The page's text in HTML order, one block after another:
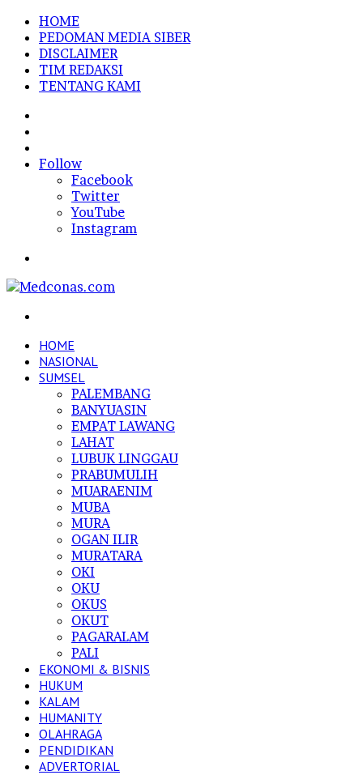
HOME
PEDOMAN MEDIA SIBER
DISCLAIMER
TIM REDAKSI
TENTANG KAMI
In
Follow
Facebook
Twitter
YouTube
Instagram
HOME
NASIONAL
SUMSEL
PALEMBANG
BANYUASIN
EMPAT LAWANG
LAHAT
LUBUK LINGGAU
PRABUMULIH
MUARAENIM
MUBA
MURA
OGAN ILIR
MURATARA
OKI
OKU
OKUS
OKUT
PAGARALAM
PALI
EKONOMI & BISNIS
HUKUM
KALAM
HUMANITY
OLAHRAGA
PENDIDIKAN
ADVERTORIAL